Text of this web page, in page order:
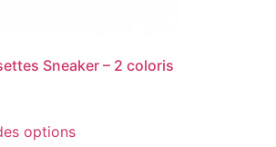
Sneaker – 2 coloris
options